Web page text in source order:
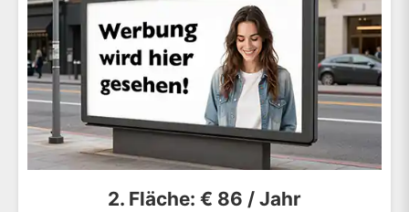
2. Fläche: € 86 / Jahr